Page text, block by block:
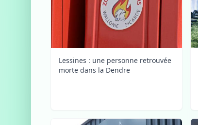
Lessines : une personne retrouvée
morte dans la Dendre